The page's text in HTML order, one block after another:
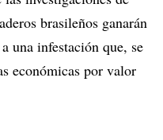
brasileños ganarán
una infestación que, se
económicas por valor